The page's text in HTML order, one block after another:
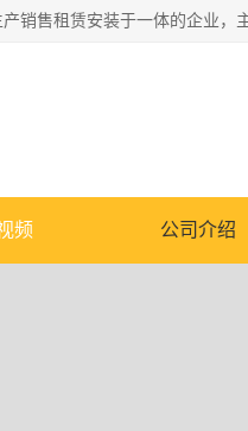
频 公司介绍